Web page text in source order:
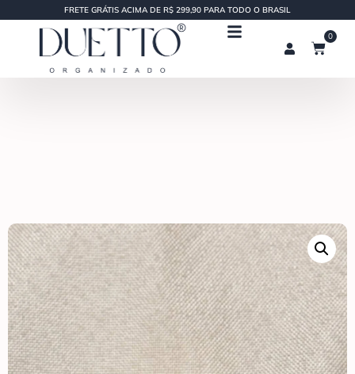
FRETE GRÁTIS ACIMA DE R$ 299,90 PARA TODO O BRASIL
0